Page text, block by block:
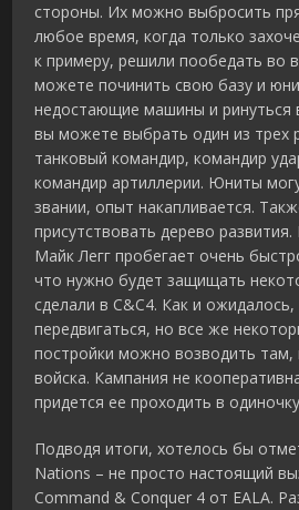
стороны. Их можно выбросить
любое время, когда только
к примеру, решили пообедать во
можете починить свою базу и
недостающие машины и ринуться
вы можете выбрать один из трех
танковый командир, командир
командир артиллерии. Юниты
звании, опыт накапливается.
присутствовать дерево развития.
Майк Легг пробегает очень
что нужно будет защищать
сделали в C&C4. Как и
передвигаться, но все же
постройки можно возводить там,
войска. Кампания не
придется ее проходить в
Подводя итоги, хотелось бы
Nations – не просто настоящий
Command & Conquer 4 от EALA.